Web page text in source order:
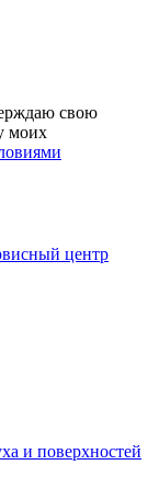
свою
моих
центр
и поверхностей